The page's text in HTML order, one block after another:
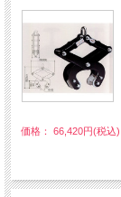
価格： 66,420円(税込)